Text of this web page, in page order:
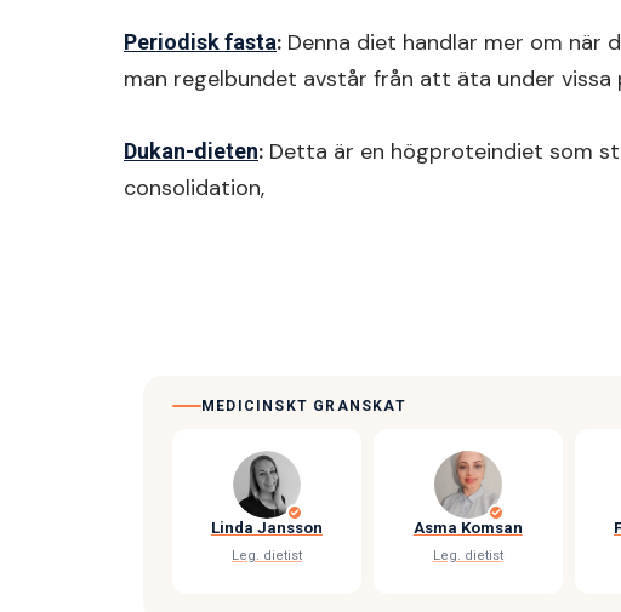
Periodisk fasta: Denna diet handlar mer om när
man regelbundet avstår från att äta under vissa
Dukan-dieten: Detta är en högproteindiet som
consolidation,
MEDICINSKT GRANSKAT
Linda Jansson
Leg. dietist
Asma Komsan
Leg. dietist